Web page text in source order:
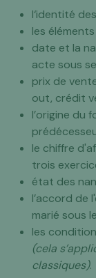
l‘identité
les
date et la
acte sous
prix de
out, crédit
l’origine du
le chiffre
trois
état des
l’accord de
marié sous
les
(cela
classiques).